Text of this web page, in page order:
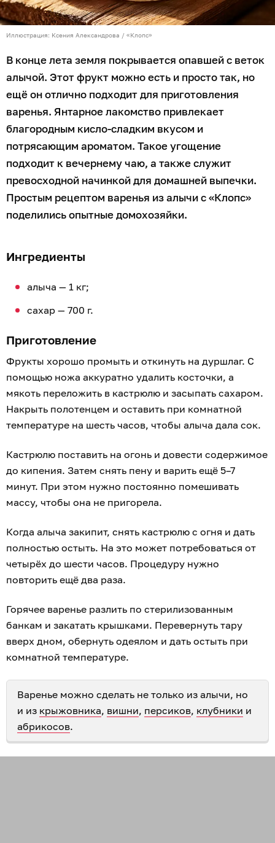
Иллюстрация: Ксения Александрова / «Клопс»
В конце лета земля покрывается опавшей с веток
алычой. Этот фрукт можно есть и просто так, но
ещё он отлично подходит для приготовления
варенья. Янтарное лакомство привлекает
благородным кисло-сладким вкусом и
потрясающим ароматом. Такое угощение
подходит к вечернему чаю, а также служит
превосходной начинкой для домашней выпечки.
Простым рецептом варенья из алычи с «Клопс»
поделились опытные домохозяйки.
Ингредиенты
алыча — 1 кг;
сахар — 700 г.
Приготовление
Фрукты хорошо промыть и откинуть на дуршлаг. С
помощью ножа аккуратно удалить косточки, а
мякоть переложить в кастрюлю и засыпать сахаром.
Накрыть полотенцем и оставить при комнатной
температуре на шесть часов, чтобы алыча дала сок.
Кастрюлю поставить на огонь и довести содержимое
до кипения. Затем снять пену и варить ещё 5–7
минут. При этом нужно постоянно помешивать
массу, чтобы она не пригорела.
Когда алыча закипит, снять кастрюлю с огня и дать
полностью остыть. На это может потребоваться от
четырёх до шести часов. Процедуру нужно
повторить ещё два раза.
Горячее варенье разлить по стерилизованным
банкам и закатать крышками. Перевернуть тару
вверх дном, обернуть одеялом и дать остыть при
комнатной температуре.
Варенье можно сделать не только из алычи, но
и из крыжовника, вишни, персиков, клубники и
абрикосов.